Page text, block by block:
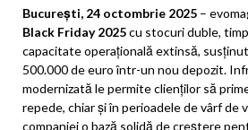
București, 24 octombrie 2025 –
Black Friday 2025cu stocuri duble,
capacitate operațională extinsă,
500.000 de euro într-un nou depozit.
modernizată le permite clienților să
repede, chiar și în perioadele de vârf de
companiei o bază solidă de creștere